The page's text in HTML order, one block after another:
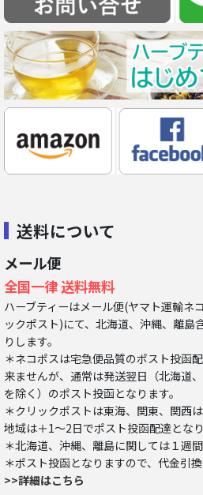
送料について
メール便
全国一律 送料無料
ハーブティーはメール便(ヤマト運輸ネ
ックポスト)にて、北海道、沖縄、離島
りします。
＊ネコポスは宅急便品質のポスト投函
来ませんが、通常は発送翌日（北海道
を除く）のポスト投函となります。
＊クリックポストは東海、関東、関西
地域は＋1～2日でポスト投函配達となり
＊北海道、沖縄、離島に関しては１週
＊ポスト投函となりますので、代金引
>>詳細はこちら